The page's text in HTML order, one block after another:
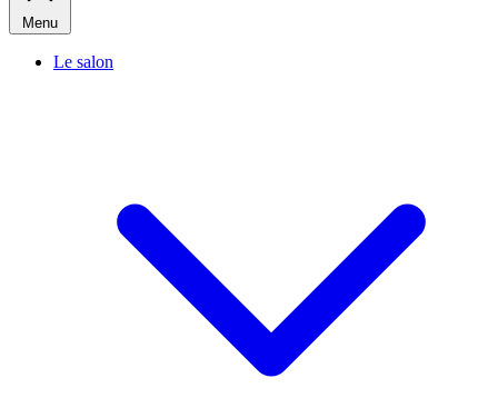
Menu
Le salon